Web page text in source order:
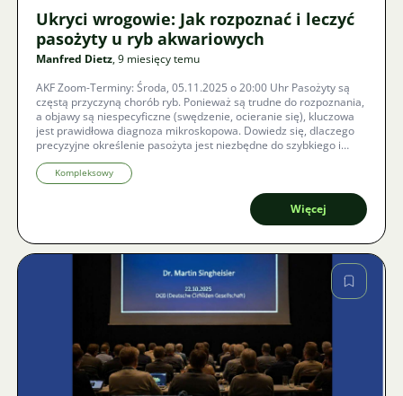
Ukryci wrogowie: Jak rozpoznać i leczyć
pasożyty u ryb akwariowych
Manfred Dietz, 9 miesięcy temu
AKF Zoom-Terminy: Środa, 05.11.2025 o 20:00 Uhr Pasożyty są
częstą przyczyną chorób ryb. Ponieważ są trudne do rozpoznania,
a objawy są niespecyficzne (swędzenie, ocieranie się), kluczowa
jest prawidłowa diagnoza mikroskopowa. Dowiedz się, dlaczego
precyzyjne określenie pasożyta jest niezbędne do szybkiego i
skutecznego leczenia zarówno w akwarium, jak i w stawie.
Kompleksowy
Więcej
Zdjęcie